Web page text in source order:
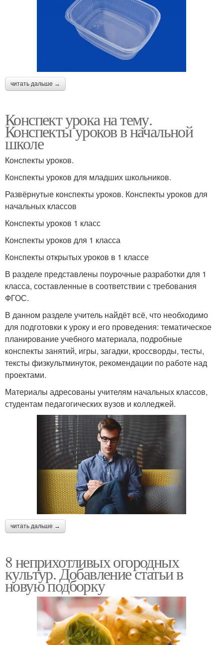
читать дальше →
Конспект урока на тему.
Конспекты уроков в начальной
школе
Конспекты уроков.
Конспекты уроков для младших школьников.
Развёрнутые конспекты уроков. Конспекты уроков для
начальных классов
Конспекты уроков 1 класс
Конспекты уроков для 1 класса
Конспекты открытых уроков в 1 классе
В разделе представлены поурочные разработки для 1
класса, составленные в соответствии с требования
ФГОС.
В данном разделе учитель найдёт всё, что необходимо
для подготовки к уроку и его проведения: тематическое
планирование учебного материала, подробные
конспекты занятий, игры, загадки, кроссворды, тесты,
тексты физкультминуток, рекомендации по работе над
проектами.
Материалы адресованы учителям начальных классов,
студентам педагогических вузов и колледжей.
читать дальше →
8 неприхотливых огородных
культур. Добавление статьи в
новую подборку